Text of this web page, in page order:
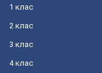
1 клас
2 клас
3 клас
4 клас